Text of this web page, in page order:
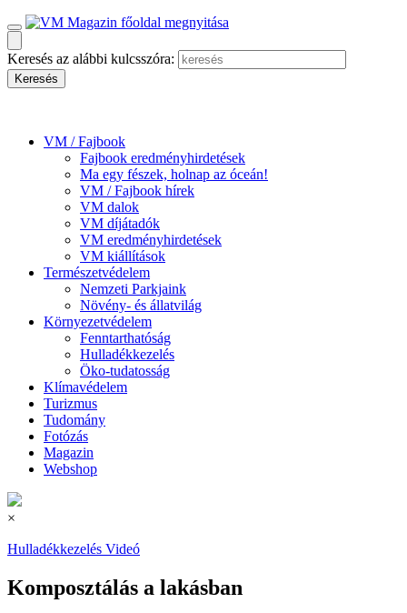
Keresés az alábbi kulcsszóra:
VM / Fajbook
Fajbook eredményhirdetések
Ma egy fészek, holnap az óceán!
VM / Fajbook hírek
VM dalok
VM díjátadók
VM eredményhirdetések
VM kiállítások
Természetvédelem
Nemzeti Parkjaink
Növény- és állatvilág
Környezetvédelem
Fenntarthatóság
Hulladékkezelés
Öko-tudatosság
Klímavédelem
Turizmus
Tudomány
Fotózás
Magazin
Webshop
×
Hulladékkezelés Videó
Komposztálás a lakásban